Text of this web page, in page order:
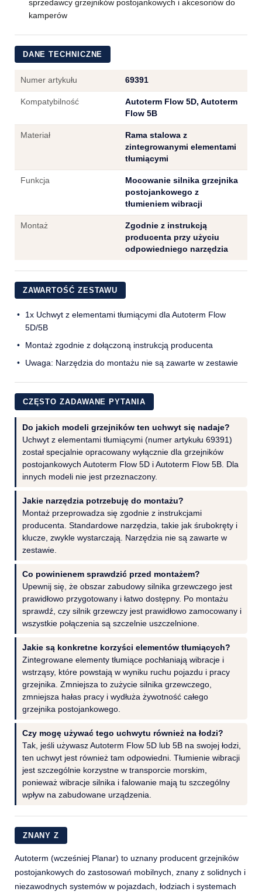
sprzedawcy grzejników postojankowych i akcesoriów do
kamperów
DANE TECHNICZNE
Numer artykułu 69391
Kompatybilność
Autoterm Flow 5D, Autoterm
Flow 5B
Materiał
Rama stalowa z
zintegrowanymi elementami
tłumiącymi
Funkcja
Mocowanie silnika grzejnika
postojankowego z
tłumieniem wibracji
Montaż
Zgodnie z instrukcją
producenta przy użyciu
odpowiedniego narzędzia
ZAWARTOŚĆ ZESTAWU
1x Uchwyt z elementami tłumiącymi dla Autoterm Flow
5D/5B
Montaż zgodnie z dołączoną instrukcją producenta
Uwaga: Narzędzia do montażu nie są zawarte w zestawie
CZĘSTO ZADAWANE PYTANIA
Do jakich modeli grzejników ten uchwyt się nadaje?
Uchwyt z elementami tłumiącymi (numer artykułu 69391)
został specjalnie opracowany wyłącznie dla grzejników
postojankowych Autoterm Flow 5D i Autoterm Flow 5B. Dla
innych modeli nie jest przeznaczony.
Jakie narzędzia potrzebuję do montażu?
Montaż przeprowadza się zgodnie z instrukcjami
producenta. Standardowe narzędzia, takie jak śrubokręty i
klucze, zwykle wystarczają. Narzędzia nie są zawarte w
zestawie.
Co powinienem sprawdzić przed montażem?
Upewnij się, że obszar zabudowy silnika grzewczego jest
prawidłowo przygotowany i łatwo dostępny. Po montażu
sprawdź, czy silnik grzewczy jest prawidłowo zamocowany i
wszystkie połączenia są szczelnie uszczelnione.
Jakie są konkretne korzyści elementów tłumiących?
Zintegrowane elementy tłumiące pochłaniają wibracje i
wstrząsy, które powstają w wyniku ruchu pojazdu i pracy
grzejnika. Zmniejsza to zużycie silnika grzewczego,
zmniejsza hałas pracy i wydłuża żywotność całego
grzejnika postojankowego.
Czy mogę używać tego uchwytu również na łodzi?
Tak, jeśli używasz Autoterm Flow 5D lub 5B na swojej łodzi,
ten uchwyt jest również tam odpowiedni. Tłumienie wibracji
jest szczególnie korzystne w transporcie morskim,
ponieważ wibracje silnika i falowanie mają tu szczególny
wpływ na zabudowane urządzenia.
ZNANY Z
Autoterm (wcześniej Planar) to uznany producent grzejników
postojankowych do zastosowań mobilnych, znany z solidnych i
niezawodnych systemów w pojazdach, łodziach i systemach